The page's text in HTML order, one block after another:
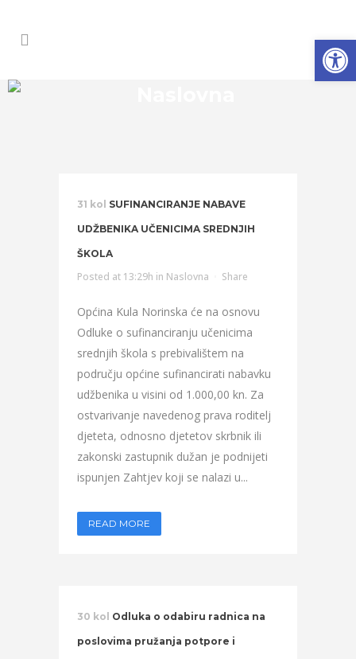
31 kol SUFINANCIRANJE NABAVE
UDŽBENIKA UČENICIMA SREDNJIH
ŠKOLA
Posted at 13:29h in Naslovna Share
Općina Kula Norinska će na osnovu
Odluke o sufinanciranju učenicima
srednjih škola s prebivalištem na
području općine sufinancirati nabavku
udžbenika u visini od 1.000,00 kn. Za
ostvarivanje navedenog prava roditelj
djeteta, odnosno djetetov skrbnik ili
zakonski zastupnik dužan je podnijeti
ispunjen Zahtjev koji se nalazi u...
READ MORE
30 kol Odluka o odabiru radnica na
poslovima pružanja potpore i